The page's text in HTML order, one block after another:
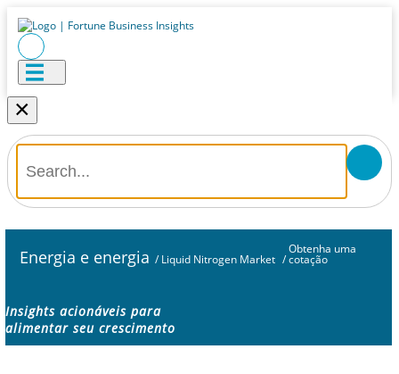
×
Energia e energia / Liquid Nitrogen Market /
Obtenha uma
cotação
Insights acionáveis ​​para
alimentar seu crescimento